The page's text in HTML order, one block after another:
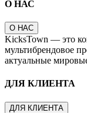
О НАС
О НАС
KicksTown — это
мультибрендовое
актуальные
ДЛЯ КЛИЕНТА
ДЛЯ КЛИЕНТА